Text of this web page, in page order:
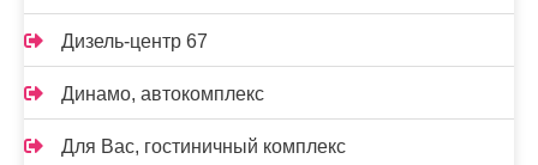
Дизель-центр 67
Динамо, автокомплекс
Для Вас, гостиничный комплекс